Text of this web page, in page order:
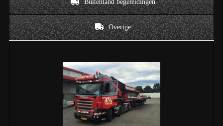
Buitenland begeleidingen
Overige